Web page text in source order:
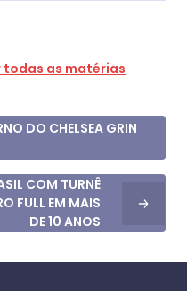
todas as matérias
DO CHELSEA GRIN
COM TURNÊ
FULL EM MAIS
DE 10 ANOS